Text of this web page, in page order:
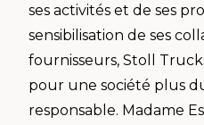
ses activités et de ses
sensibilisation de ses
fournisseurs, Stoll
pour une société plus
responsable. Madame